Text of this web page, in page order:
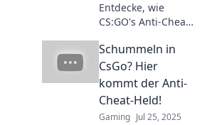
Entdecke, wie
CS:GO's Anti-Cheat-
Ethische Revolution
entfesselt! Fair play
neu definiert – jetzt
klicken und mehr
erfahren!
Schummeln in
CsGo? Hier
kommt der Anti-
Cheat-Held!
Gaming Jul 25, 2025